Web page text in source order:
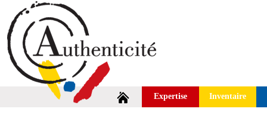
Expertise Inventaire